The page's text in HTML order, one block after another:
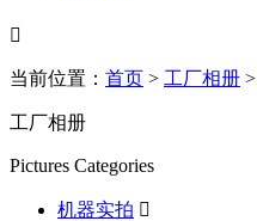

当前位置： 首页 > 工厂相册 >
工厂相册
Pictures Categories
机器实拍 